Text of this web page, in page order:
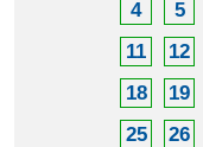
4
5
11
12
18
19
25
26